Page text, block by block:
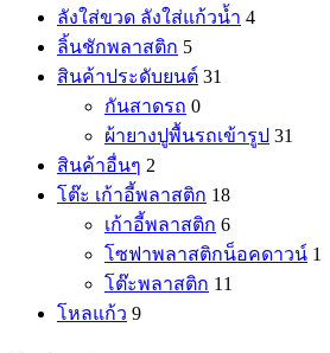
ลังใส่ขวด ลังใส่แก้วน้ำ 4
ลิ้นชักพลาสติก 5
สินค้าประดับยนต์ 31
กันสาดรถ 0
ผ้ายางปูพื้นรถเข้ารูป 31
สินค้าอื่นๆ 2
โต๊ะ เก้าอี้พลาสติก 18
เก้าอี้พลาสติก 6
โซฟาพลาสติกน็อคดาวน์ 1
โต๊ะพลาสติก 11
โหลแก้ว 9